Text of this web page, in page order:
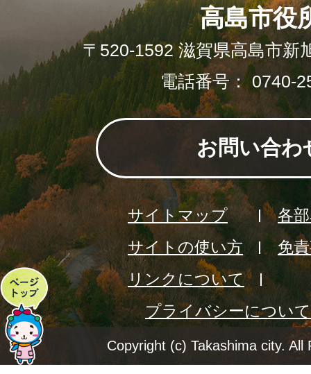
ペ
ー
ジ
高島市役
〒520-1592 滋賀県高島市新
電話番号： 0740-
お問い合わ
サイトマップ
各
サイトの使い方
免
リンクについて
プライバシーについて
Copyright (c) Takashima city. All